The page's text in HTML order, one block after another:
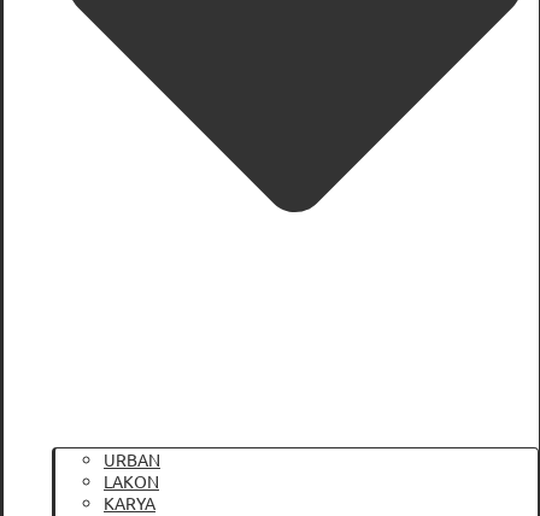
URBAN
LAKON
KARYA